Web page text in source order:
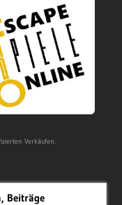
Verkäufen.
Beiträge